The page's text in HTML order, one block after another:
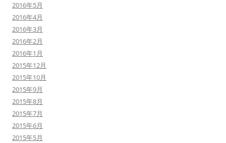
2016年5月
2016年4月
2016年3月
2016年2月
2016年1月
2015年12月
2015年10月
2015年9月
2015年8月
2015年7月
2015年6月
2015年5月